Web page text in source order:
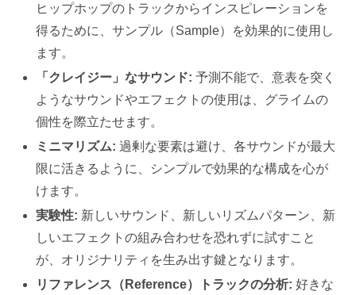
ヒップホップのトラックからインスピレーションを
得るために、サンプル（Sample）を効果的に使用し
ます。
「クレイジー」なサウンド: 予測不能で、意表を突く
ようなサウンドやエフェクトの使用は、グライムの
個性を際立たせます。
ミニマリズム: 過剰な要素は避け、各サウンドが最大
限に活きるように、シンプルで効果的な構成を心が
けます。
実験性: 新しいサウンド、新しいリズムパターン、新
しいエフェクトの組み合わせを恐れずに試すこと
が、オリジナリティを生み出す鍵となります。
リファレンス（Reference）トラックの分析: 好きな